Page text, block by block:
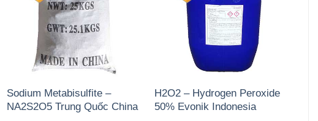
Sodium Metabisulfite –
NA2S2O5 Trung Quốc China
H2O2 – Hydrogen Peroxide
50% Evonik Indonesia